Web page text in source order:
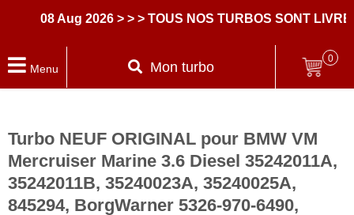
08 Aug 2026 > > > TOUS NOS TURBOS SONT LIVRES
Menu Mon turbo
0
Turbo NEUF ORIGINAL pour BMW VM
Mercruiser Marine 3.6 Diesel 35242011A,
35242011B, 35240023A, 35240025A,
845294, BorgWarner 5326-970-6490,